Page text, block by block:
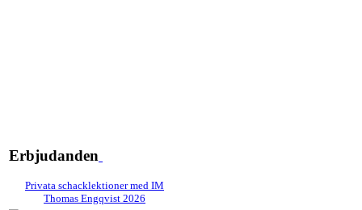
Erbjudanden
Privata schacklektioner med IM
Thomas Engqvist 2026